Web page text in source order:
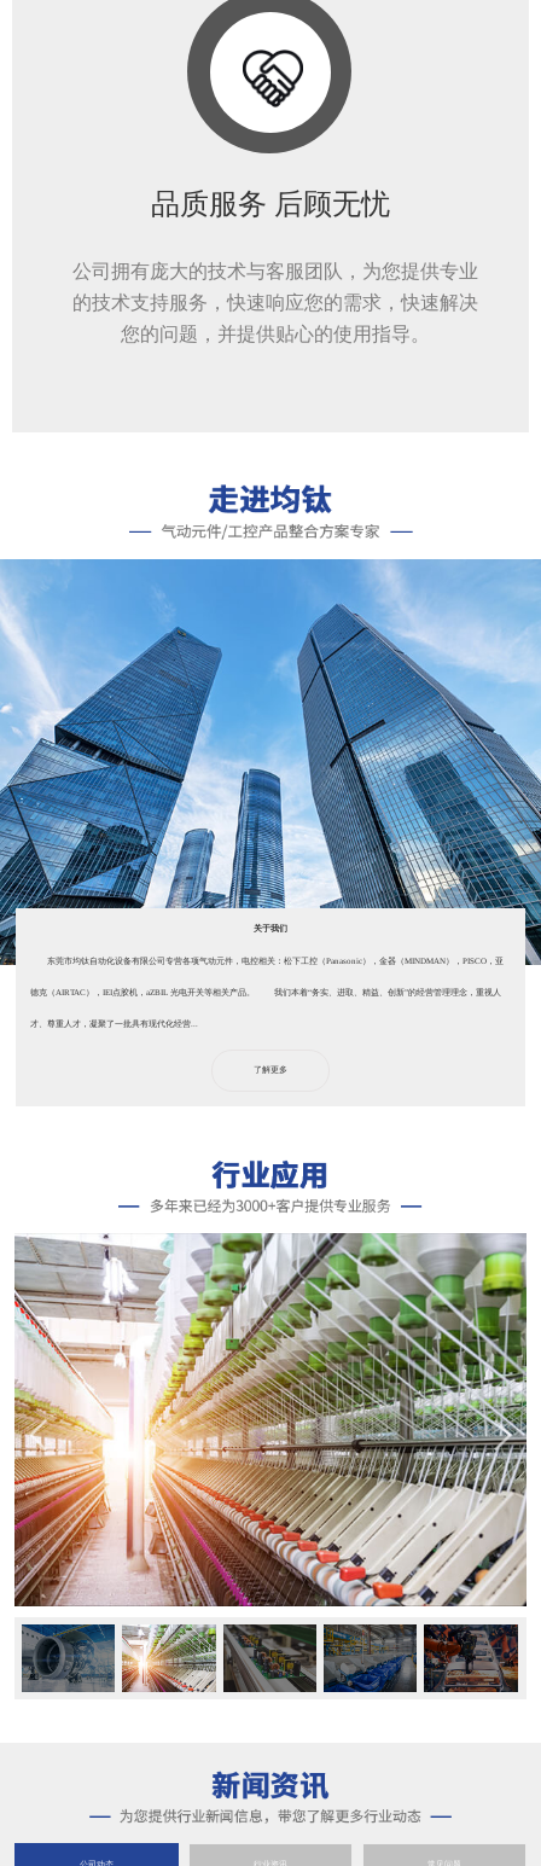
品质服务 后顾无忧
公司拥有庞大的技术与客服团队，为您提供专业
的技术支持服务，快速响应您的需求，快速解决
您的问题，并提供贴心的使用指导。
关于我们
东莞市均钛自动化设备有限公司专营各项气动元件，电控相关：松下工控（Panasonic），金器（MINDMAN），PISCO，亚
德克（AIRTAC），IEI点胶机，aZBIL 光电开关等相关产品。 我们本着“务实、进取、精益、创新”的经营管理理念，重视人
才、尊重人才，凝聚了一批具有现代化经营...
了解更多